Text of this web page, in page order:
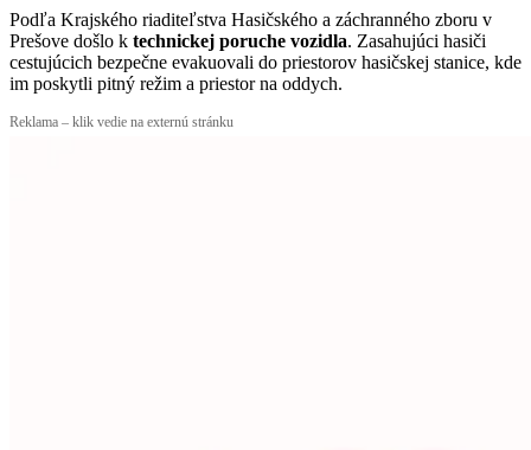
Podľa Krajského riaditeľstva Hasičského a záchranného zboru v
Prešove došlo k technickej poruche vozidla. Zasahujúci hasiči
cestujúcich bezpečne evakuovali do priestorov hasičskej stanice, kde
im poskytli pitný režim a priestor na oddych.
Reklama – klik vedie na externú stránku